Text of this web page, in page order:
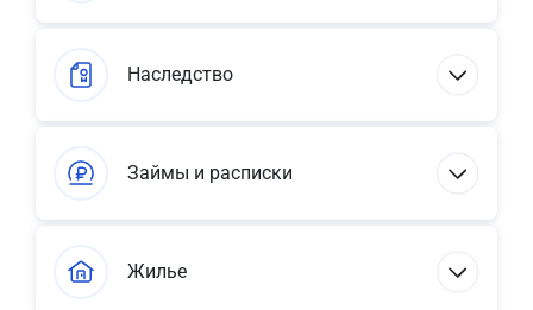
Наследство
Займы и расписки
Жилье